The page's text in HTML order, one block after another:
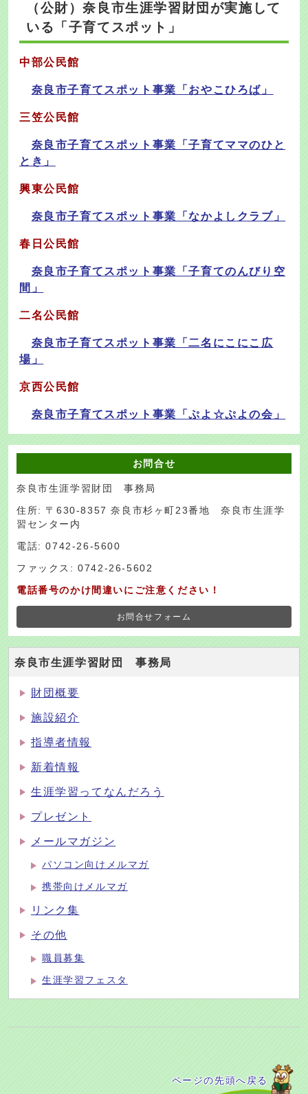
（公財）奈良市生涯学習財団が実施して
いる「子育てスポット」
中部公民館
奈良市子育てスポット事業「おやこひろば」
三笠公民館
奈良市子育てスポット事業「子育てママのひと
とき」
興東公民館
奈良市子育てスポット事業「なかよしクラブ」
春日公民館
奈良市子育てスポット事業「子育てのんびり空
間」
二名公民館
奈良市子育てスポット事業「二名にこにこ広
場」
京西公民館
奈良市子育てスポット事業「ぷよ☆ぷよの会」
お問合せ
奈良市生涯学習財団 事務局
住所: 〒630-8357 奈良市杉ヶ町23番地 奈良市生涯学
習センター内
電話: 0742-26-5600
ファックス: 0742-26-5602
電話番号のかけ間違いにご注意ください！
お問合せフォーム
奈良市生涯学習財団 事務局
財団概要
施設紹介
指導者情報
新着情報
生涯学習ってなんだろう
プレゼント
メールマガジン
パソコン向けメルマガ
携帯向けメルマガ
リンク集
その他
職員募集
生涯学習フェスタ
ページの先頭へ戻る